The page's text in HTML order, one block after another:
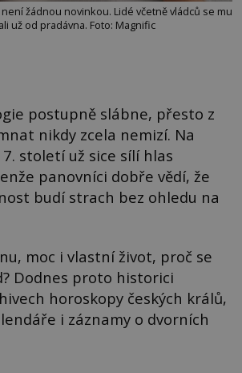
žádnou novinkou. Lidé včetně vládců se mu
už od pradávna. Foto: Magnific
postupně slábne, přesto z
nikdy zcela nemizí. Na
století už sice sílí hlas
panovníci dobře vědí, že
budí strach bez ohledu na
moc i vlastní život, proč se
Dodnes proto historici
horoskopy českých králů,
i záznamy o dvorních